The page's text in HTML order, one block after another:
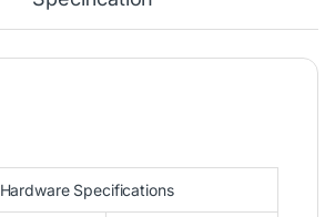
Hardware Specifications